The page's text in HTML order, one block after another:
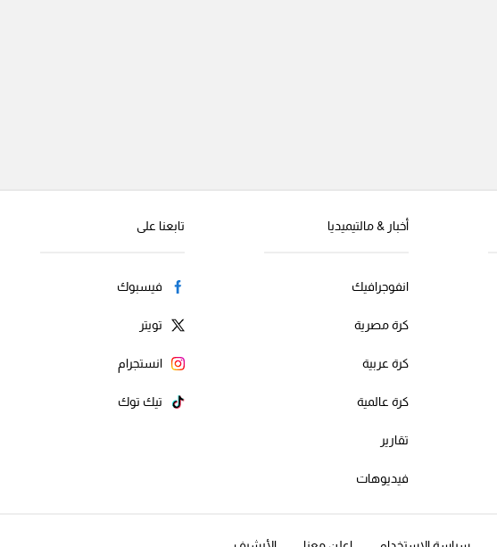
أخبار & مالتيميديا
انفوجرافيك
كرة مصرية
كرة عربية
كرة عالمية
تقارير
فيديوهات
تابعنا على
فيسبوك
تويتر
انستجرام
تيك توك